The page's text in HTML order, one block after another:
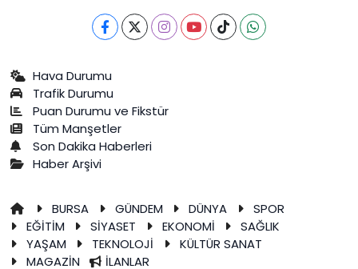
Hava Durumu
Trafik Durumu
Puan Durumu ve Fikstür
Tüm Manşetler
Son Dakika Haberleri
Haber Arşivi
BURSA GÜNDEM DÜNYA
SPOR
EĞİTİM
SİYASET EKONOMİ
SAĞLIK
YAŞAM
TEKNOLOJİ
KÜLTÜR SANAT
MAGAZİN
İLANLAR